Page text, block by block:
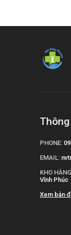
Thông
PHONE:
EMAIL:
KHO
Vĩnh Phúc
Xem bản